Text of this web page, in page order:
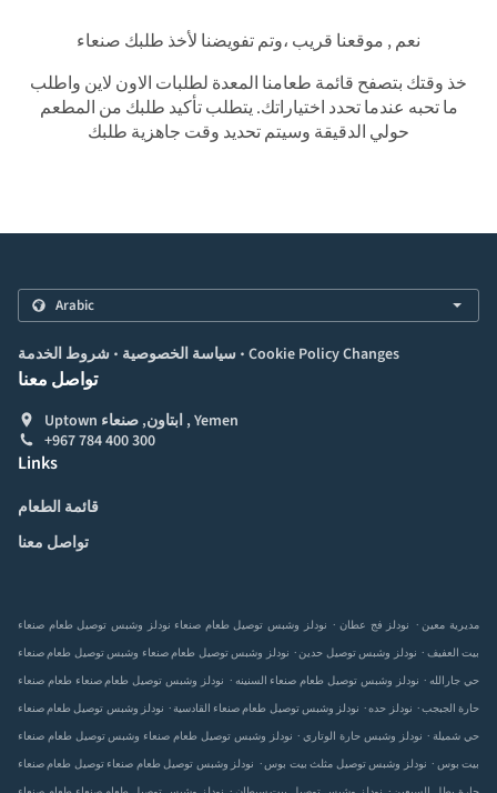
وتم تفويضنا لأخذ طلبك صنعاء‎، نعم , موقعنا قريب
خذ وقتك بتصفح قائمة طعامنا المعدة لطلبات الاون لاين واطلب
ما تحبه عندما تحدد اختياراتك. يتطلب تأكيد طلبك من المطعم
حولي الدقيقة وسيتم تحديد وقت جاهزية طلبك
سياسة الخصوصية . شروط الخدمة . Cookie Policy Changes
تواصل معنا
Uptown ابتاون, صنعاء , Yemen
+967 784 400 300
Links
قائمة الطعام
تواصل معنا
نودلز وشبس توصيل طعام صنعاء‎ فج عطان . نودلز وشبس توصيل طعام صنعاء‎ مديرية معين . نودلز
وشبس توصيل طعام صنعاء‎ حدين. نودلز وشبس توصيل طعام صنعاء‎ بيت العفيف . نودلز وشبس توصيل
طعام صنعاء‎ السنينه . نودلز وشبس توصيل طعام صنعاء‎ حي جارالله . نودلز وشبس توصيل طعام صنعاء‎
القادسية. نودلز وشبس توصيل طعام صنعاء‎ حده. نودلز وشبس توصيل طعام صنعاء‎ حارة الجبجب. نودلز
وشبس توصيل طعام صنعاء‎ حارة الوتاري . نودلز وشبس توصيل طعام صنعاء‎ حي شميلة . نودلز وشبس
توصيل طعام صنعاء‎ مثلث بيت بوس. نودلز وشبس توصيل طعام صنعاء‎ بيت بوس . نودلز وشبس توصيل
. .